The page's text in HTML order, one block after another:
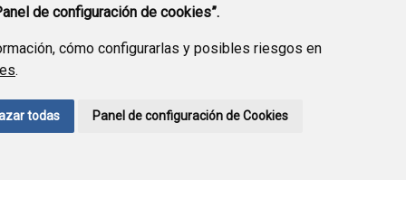
de configuración de cookies”.
cómo configurarlas y posibles riesgos en
.
todas Panel de configuración de Cookies